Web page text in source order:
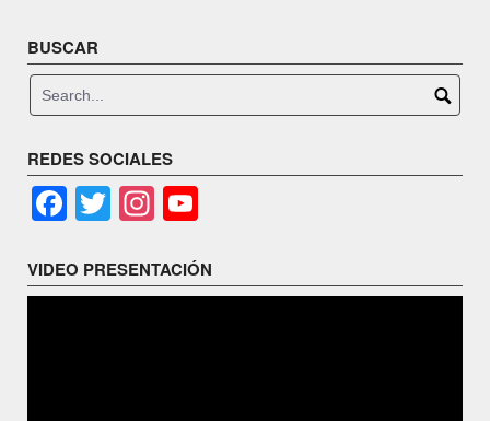
BUSCAR
REDES SOCIALES
Facebook
TwitterInstagram
VIDEO PRESENTACIÓN